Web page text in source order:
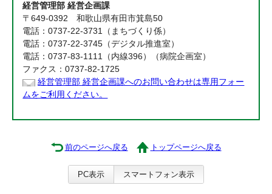
経営管理部 経営企画課
〒649-0392 和歌山県有田市箕島50
電話：0737-22-3731（まちづくり係）
電話：0737-22-3745（デジタル推進室）
電話：0737-83-1111（内線396）（病院企画室）
ファクス：0737-82-1725
経営管理部 経営企画課へのお問い合わせは専用フォー
ムをご利用ください。
前のページへ戻る トップページへ戻る
PC表示 スマートフォン表示